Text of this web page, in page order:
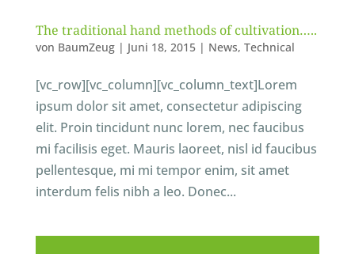
The traditional hand methods of cultivation…..
von BaumZeug| Juni 18, 2015| News, Technical
[vc_row][vc_column][vc_column_text]Lorem
ipsum dolor sit amet, consectetur adipiscing
elit. Proin tincidunt nunc lorem, nec faucibus
mi facilisis eget. Mauris laoreet, nisl id faucibus
pellentesque, mi mi tempor enim, sit amet
interdum felis nibh a leo. Donec...